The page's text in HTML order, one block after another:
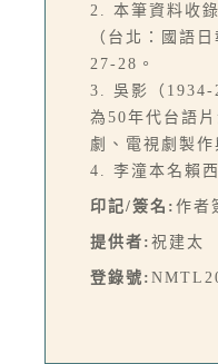
2. 本筆資料收
（台北：國語
27-28。
3. 吳影（1934-
為50年代台語
劇、電視劇製作
4. 李潼本名賴西
印記/簽名: 作者
提供者: 祝建太
登錄號: